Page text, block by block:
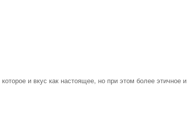
и вкус как настоящее, но при этом более этичное и